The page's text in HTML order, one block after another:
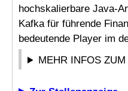
hochskalierbare Java-
Kafka für führende
bedeutende Player im
MEHR INFOS